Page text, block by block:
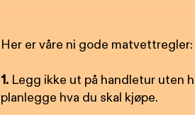
Her er våre ni gode matvettregler:
1. Legg ikke ut på handletur uten
planlegge hva du skal kjøpe.